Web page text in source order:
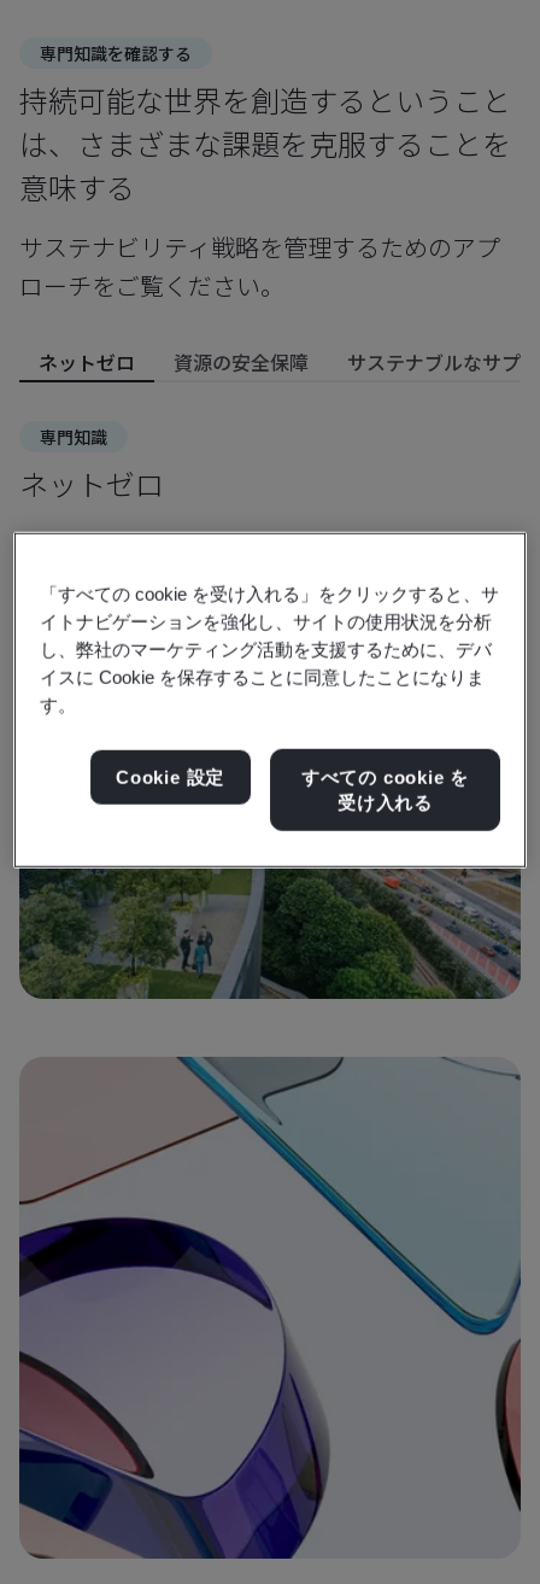
専門知識を確認する
持続可能な世界を創造するということ
は、さまざまな課題を克服することを
意味する
サステナビリティ戦略を管理するためのアプ
ローチをご覧ください。
ネットゼロ 資源の安全保障 サステナブルなサプ
専門知識
ネットゼロ
あなたの組織は、ネットゼロと気候変動対策に取り組む準
詳細はこちら
「すべての cookie を受け入れる」をクリックすると、サ
イトナビゲーションを強化し、サイトの使用状況を分析
し、弊社のマーケティング活動を支援するために、デバ
イスに Cookie を保存することに同意したことになりま
す。
Cookie 設定
すべての cookie を
受け入れる